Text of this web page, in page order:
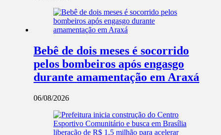
Bebê de dois meses é socorrido
pelos bombeiros após engasgo
durante amamentação em Araxá
06/08/2026